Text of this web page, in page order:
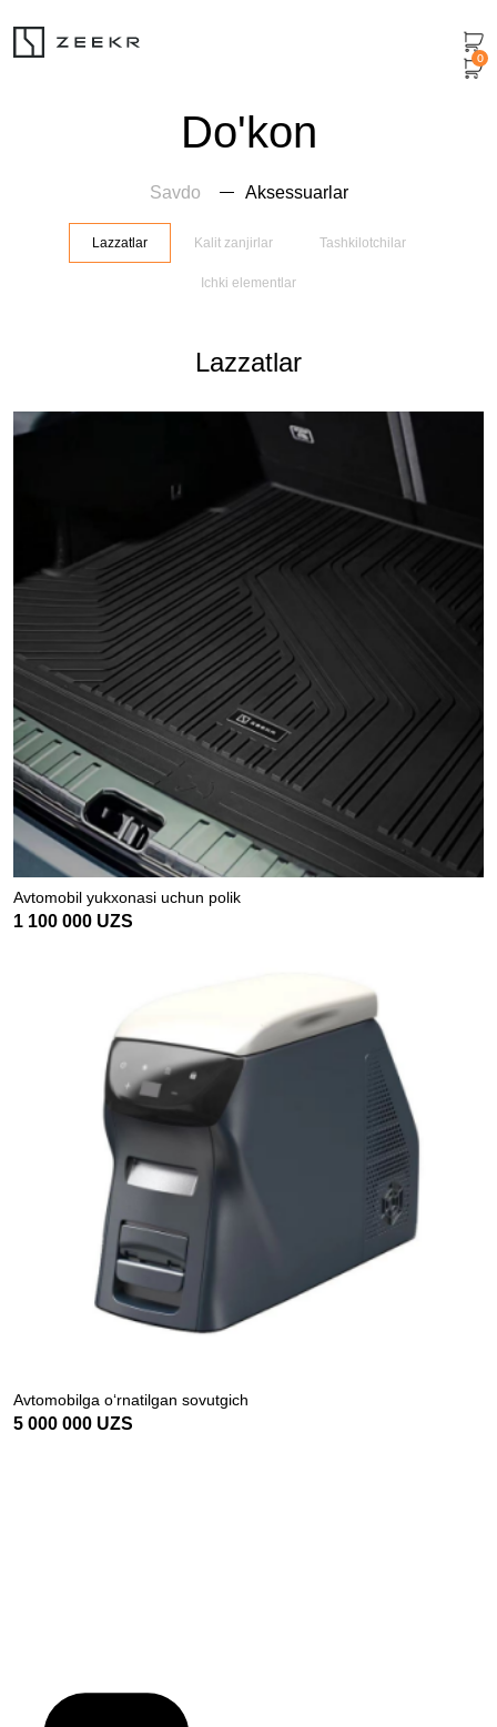
0
Do'kon
Savdo Aksessuarlar
Lazzatlar Kalit zanjirlar Tashkilotchilar
Ichki elementlar
Lazzatlar
Avtomobil yukxonasi uchun polik
1 100 000 UZS
Avtomobilga o‘rnatilgan sovutgich
5 000 000 UZS